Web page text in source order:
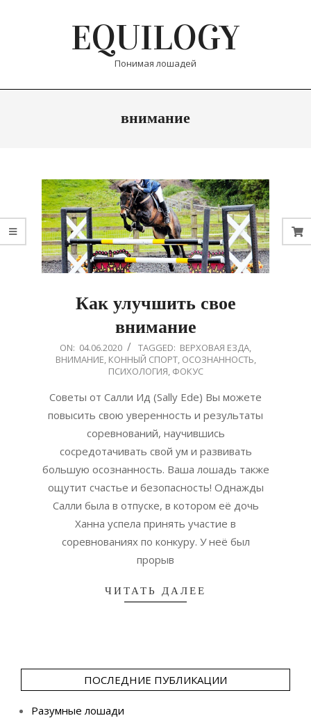
EQUILOGY
Понимая лошадей
внимание
Как улучшить свое
внимание
2020-
06-
ON: 04.06.2020 TAGGED: ВЕРХОВАЯ ЕЗДА,
ВНИМАНИЕ, КОННЫЙ СПОРТ, ОСОЗНАННОСТЬ,
ПСИХОЛОГИЯ, ФОКУС
Советы от Салли Ид (Sally Ede) Вы можете
повысить свою уверенность и результаты
соревнований, научившись
сосредотачивать свой ум и развивать
большую осознанность. Ваша лошадь также
ощутит счастье и безопасность! Однажды
Салли была в отпуске, в котором её дочь
Ханна успела принять участие в
соревнованиях по конкуру. У неё был
прорыв
ЧИТАТЬ ДАЛЕЕ
ПОСЛЕДНИЕ ПУБЛИКАЦИИ
Разумные лошади